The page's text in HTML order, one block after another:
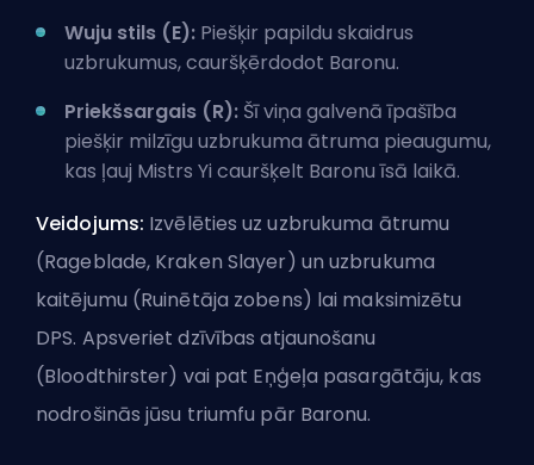
Wuju stils (E): Piešķir papildu skaidrus
uzbrukumus, cauršķērdodot Baronu.
Priekšsargais (R): Šī viņa galvenā īpašība
piešķir milzīgu uzbrukuma ātruma pieaugumu,
kas ļauj Mistrs Yi cauršķelt Baronu īsā laikā.
Veidojums: Izvēlēties uz uzbrukuma ātrumu
(Rageblade, Kraken Slayer) un uzbrukuma
kaitējumu (Ruinētāja zobens) lai maksimizētu
DPS. Apsveriet dzīvības atjaunošanu
(Bloodthirster) vai pat Eņģeļa pasargātāju, kas
nodrošinās jūsu triumfu pār Baronu.